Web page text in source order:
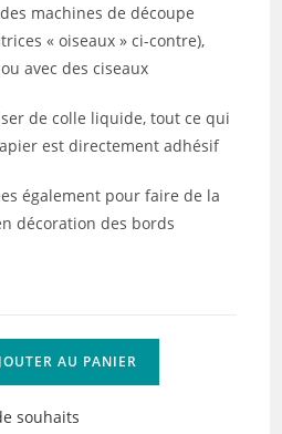
machines de découpe
« oiseaux » ci-contre),
avec des ciseaux
de colle liquide, tout ce qui
est directement adhésif
également pour faire de la
décoration des bords
AU PANIER
souhaits